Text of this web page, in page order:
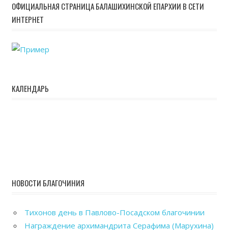
записям
ОФИЦИАЛЬНАЯ СТРАНИЦА БАЛАШИХИНСКОЙ ЕПАРХИИ В СЕТИ
ИНТЕРНЕТ
КАЛЕНДАРЬ
НОВОСТИ БЛАГОЧИНИЯ
Тихонов день в Павлово-Посадском благочинии
Награждение архимандрита Серафима (Марухина)